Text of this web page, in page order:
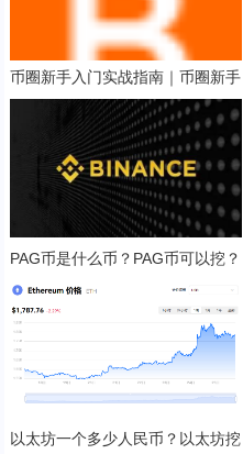
币圈新手入门实战指南｜币圈新手
入门基本知识教程
PAG币是什么币？PAG币可以挖？
以太坊一个多少人民币？以太坊挖